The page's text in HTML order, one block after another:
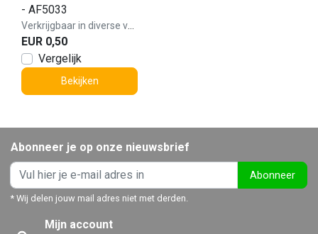
- AF5033
EUR 0,50
Vergelijk
Bekijken
Abonneer je op onze nieuwsbrief
Abonneer
* Wij delen jouw mail adres niet met derden.
Mijn account